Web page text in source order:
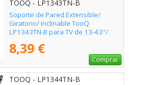
TOOQ - LP1343TN-B
Soporte de Pared Extensible/
Giratorio/ Inclinable TooQ
LP1343TN-B para TV de 13-43"/
8,39 €
Comprar
TOOQ - LP1344TN-B